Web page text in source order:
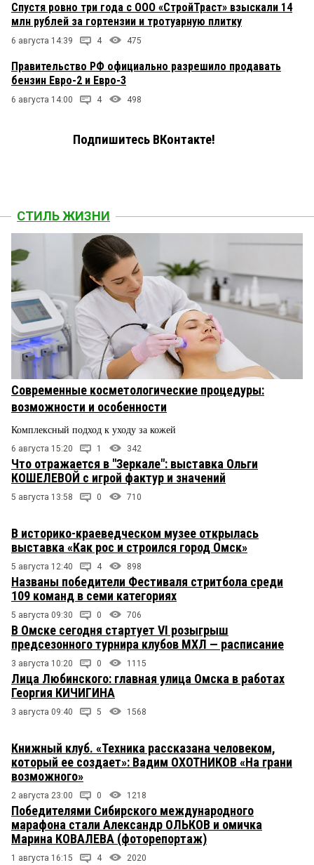
Спустя ровно три года с ООО «СтройТраст» взыскали 14
млн рублей за гортензии и тротуарную плитку
6 августа 14:39 4 475
Правительство РФ официально разрешило продавать
бензин Евро-2 и Евро-3
6 августа 14:00 4 498
Подпишитесь ВКонтакте!
СТИЛЬ ЖИЗНИ
Современные косметологические процедуры:
возможности и особенности
Комплексный подход к уходу за кожей
6 августа 15:20 1 342
Что отражается в "Зеркале": выставка Ольги
КОШЕЛЕВОЙ с игрой фактур и значений
5 августа 13:58 0 710
В историко-краеведческом музее открылась
выставка «Как рос и строился город Омск»
5 августа 12:40 4 898
Названы победители Фестиваля стритбола среди
109 команд в семи категориях
5 августа 09:30 0 706
В Омске сегодня стартует VI розыгрыш
предсезонного турнира клубов МХЛ — расписание
3 августа 10:20 0 1115
Лица Любинского: главная улица Омска в работах
Георгия КИЧИГИНА
3 августа 09:40 5 1568
Книжный клуб. «Техника рассказана человеком,
который ее создает»: Вадим ОХОТНИКОВ «На грани
возможного»
2 августа 23:00 0 1218
Победителями Сибирского международного
марафона стали Александр ОЛЬКОВ и омичка
Марина КОВАЛЕВА (фоторепортаж)
1 августа 16:15 4 2020